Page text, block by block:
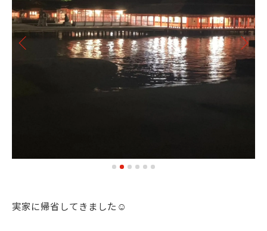
実家に帰省してきました☺️